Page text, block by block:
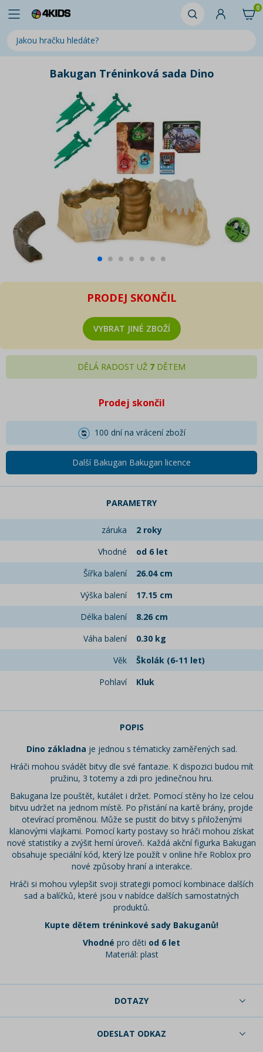
0
Bakugan Tréninková sada Dino
PRODEJ SKONČIL
VYBRAT JINÉ ZBOŽÍ
DĚLÁ RADOST UŽ 7 DĚTEM
Prodej skončil
100 dní na vrácení zboží
Další Bakugan Bakugan licence
PARAMETRY
záruka
2 roky
Vhodné
od 6 let
Šířka balení
26.04 cm
Výška balení
17.15 cm
Délka balení
8.26 cm
Váha balení
0.30 kg
Věk
Školák (6-11 let)
Pohlaví
Kluk
POPIS
Dino základna je jednou s tématicky zaměřených sad.
Hráči mohou svádět bitvy dle své fantazie. K dispozici budou mít
pružinu, 3 totemy a zdi pro jedinečnou hru.
Bakugana lze pouštět, kutálet i držet. Pomocí stěny ho lze celou
bitvu udržet na jednom místě. Po přistání na kartě brány, projde
otevírací proměnou. Může se pustit do bitvy s přiloženými
klanovými vlajkami. Pomocí karty postavy so hráči mohou získat
nové statistiky a zvýšit herní úroveň. Každá akční figurka Bakugan
obsahuje speciální kód, který lze použít v online hře Roblox pro
nové způsoby hraní a interakce.
Hráči si mohou vylepšit svoji strategii pomocí kombinace dalších
sad a balíčků, které jsou v nabídce dalších samostatných
produktů.
Kupte dětem tréninkové sady Bakuganů!
Vhodné pro děti od 6 let
Materiál: plast
DOTAZY
ODESLAT ODKAZ